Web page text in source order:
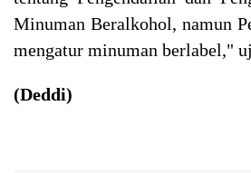
Minuman Beralkohol, namun
mengatur minuman berlabel,"
(Deddi)